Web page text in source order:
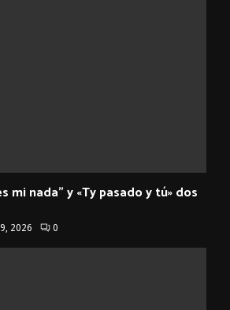
mi nada” y «Ty pasado y tú» dos
2026 0